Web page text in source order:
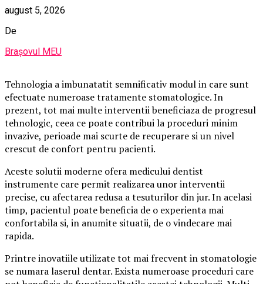
august 5, 2026
De
Brașovul MEU
Tehnologia a imbunatatit semnificativ modul in care sunt
efectuate numeroase tratamente stomatologice. In
prezent, tot mai multe interventii beneficiaza de progresul
tehnologic, ceea ce poate contribui la proceduri minim
invazive, perioade mai scurte de recuperare si un nivel
crescut de confort pentru pacienti.
Aceste solutii moderne ofera medicului dentist
instrumente care permit realizarea unor interventii
precise, cu afectarea redusa a tesuturilor din jur. In acelasi
timp, pacientul poate beneficia de o experienta mai
confortabila si, in anumite situatii, de o vindecare mai
rapida.
Printre inovatiile utilizate tot mai frecvent in stomatologie
se numara laserul dentar. Exista numeroase proceduri care